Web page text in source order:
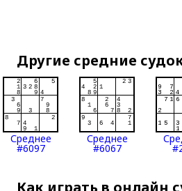
Другие средние
Среднее
#6097
Среднее
#6067